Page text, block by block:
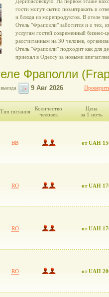
гости могут сытно позавтракать и
и блюда из морепродуктов. В отеле
Отель "Фраполли" заботится и о тех,
услугам гостей современный бизнес-
рассчитанным на 30 человек,
Отель "Фраполли" подходит как для
приехал в Одессу за новыми
Фраполли
Тип питания
Количество
человек
Цена
за 1 ночь
BB от UAH
RO от UAH
RO от UAH
RO от UAH